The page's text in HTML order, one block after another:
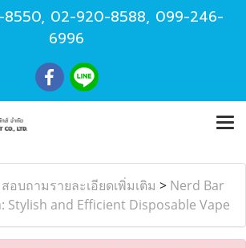
, 02-920-8588, 099-246-
6996
สอบถามรายละเอียดเพิ่มเติม > Nerd Bar
Stylish and Efficient Disposable Vape